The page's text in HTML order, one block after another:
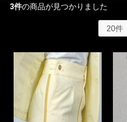
3件の商品が見つかりました